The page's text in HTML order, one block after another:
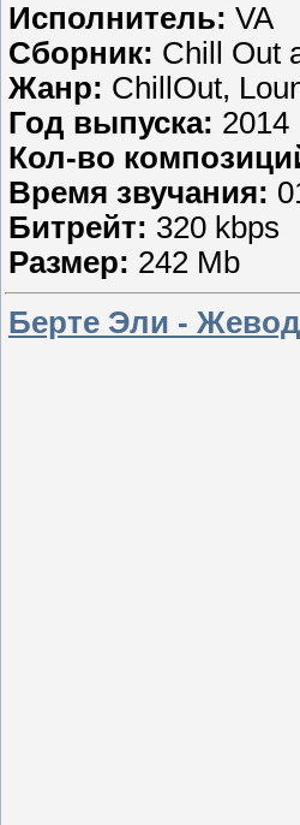
Исполнитель: VA
Сборник: Chill Out
Жанр: ChillOut,
Год выпуска: 2014
Кол-во
Время звучания:
Битрейт: 320 kbps
Размер: 242 Mb
Берте Эли -